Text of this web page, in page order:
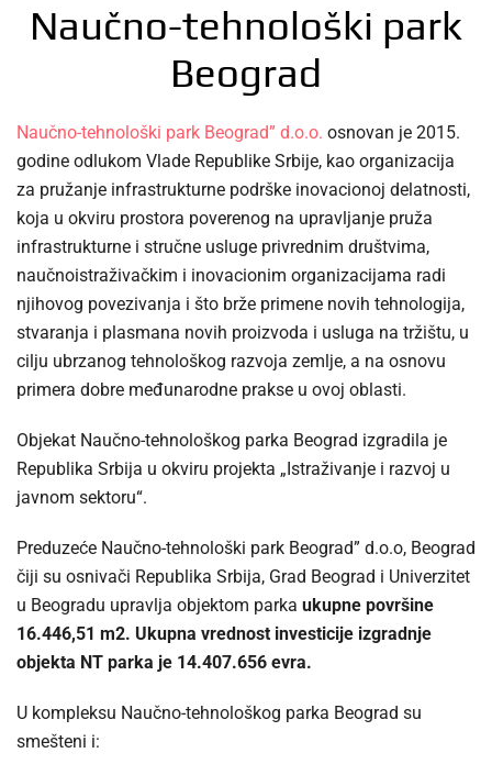
Naučno-tehnološki park
Beograd
Naučno-tehnološki park Beograd” d.o.o. osnovan je 2015.
godine odlukom Vlade Republike Srbije, kao organizacija
za pružanje infrastrukturne podrške inovacionoj delatnosti,
koja u okviru prostora poverenog na upravljanje pruža
infrastrukturne i stručne usluge privrednim društvima,
naučnoistraživačkim i inovacionim organizacijama radi
njihovog povezivanja i što brže primene novih tehnologija,
stvaranja i plasmana novih proizvoda i usluga na tržištu, u
cilju ubrzanog tehnološkog razvoja zemlje, a na osnovu
primera dobre međunarodne prakse u ovoj oblasti.
Objekat Naučno-tehnološkog parka Beograd izgradila je
Republika Srbija u okviru projekta „Istraživanje i razvoj u
javnom sektoru“.
Preduzeće Naučno-tehnološki park Beograd” d.o.o, Beograd
čiji su osnivači Republika Srbija, Grad Beograd i Univerzitet
u Beogradu upravlja objektom parka ukupne površine
16.446,51 m2. Ukupna vrednost investicije izgradnje
objekta NT parka je 14.407.656 evra.
U kompleksu Naučno-tehnološkog parka Beograd su
smešteni i: